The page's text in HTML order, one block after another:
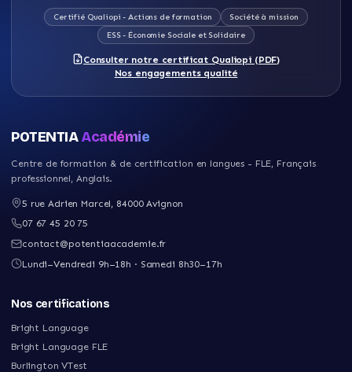
Certifié Qualiopi - Actions de formation
Société à mission
ESS - Économie Sociale et Solidaire
Consulter notre certificat Qualiopi (PDF)
Nos engagements qualité
POTENTIAAcadémie
Centre de formation & de certification en langues - FLE, Français
professionnel, Anglais.
5 rue Adrien Marcel, 84000 Avignon
07 67 45 20 75
contact@potentiaacademie.fr
Lundi–Vendredi 9h–18h · Samedi 8h30–17h
Nos certifications
Bright Language
Bright Language FLE
Burlington VTest